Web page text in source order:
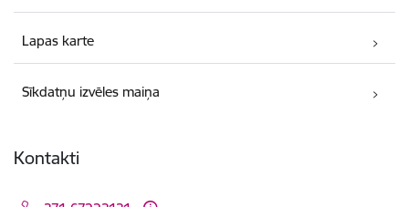
Lapas karte
Sīkdatņu izvēles maiņa
Kontakti